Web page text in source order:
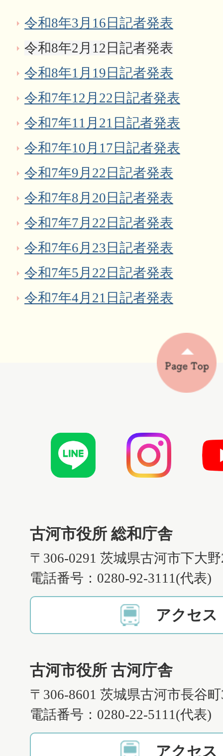
令和8年3月16日記者発表
令和8年2月12日記者発表
令和8年1月19日記者発表
令和7年12月22日記者発表
令和7年11月21日記者発表
令和7年10月17日記者発表
令和7年9月22日記者発表
令和7年8月20日記者発表
令和7年7月22日記者発表
令和7年6月23日記者発表
令和7年5月22日記者発表
令和7年4月21日記者発表
古河市役所 総和庁舎
〒306-0291 茨城県古河市下大
電話番号：0280-92-3111(代表)
アクセス
古河市役所 古河庁舎
〒306-8601 茨城県古河市長谷
電話番号：0280-22-5111(代表)
アクセス